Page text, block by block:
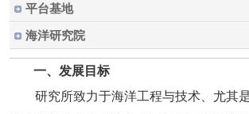
平台基地
海洋研究院
一、发展目标
研究所致力于海洋工程与技术、尤其